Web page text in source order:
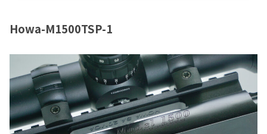
Howa-M1500TSP-1